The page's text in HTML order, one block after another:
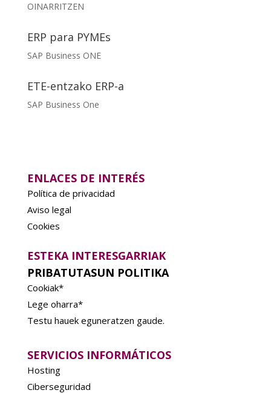
OINARRITZEN
ERP para PYMEs
SAP Business ONE
ETE-entzako ERP-a
SAP Business One
ENLACES DE INTERÉS
Política de privacidad
Aviso legal
Cookies
ESTEKA INTERESGARRIAK
PRIBATUTASUN POLITIKA
Cookiak*
Lege oharra*
Testu hauek eguneratzen gaude.
SERVICIOS INFORMÁTICOS
Hosting
Ciberseguridad